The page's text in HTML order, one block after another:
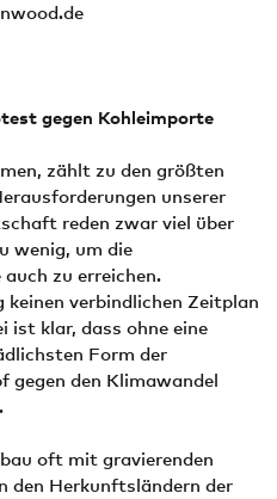
gegen Kohleimporte
zählt zu den größten
unserer
reden zwar viel über
wenig, um die
zu erreichen.
keinen verbindlichen Zeitplan
ist klar, dass ohne eine
Form der
gegen den Klimawandel
oft mit gravierenden
den Herkunftsländern der